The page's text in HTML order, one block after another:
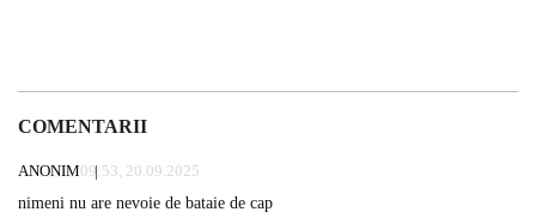
COMENTARII
ANONIM09:53, 20.09.2025
nimeni nu are nevoie de bataie de cap